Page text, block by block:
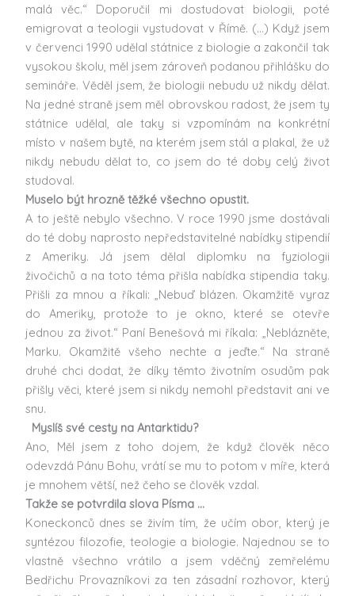
malá věc.“ Doporučil mi dostudovat biologii, poté
emigrovat a teologii vystudovat v Římě. (…) Když jsem
v červenci 1990 udělal státnice z biologie a zakončil tak
vysokou školu, měl jsem zároveň podanou přihlášku do
semináře. Věděl jsem, že biologii nebudu už nikdy dělat.
Na jedné straně jsem měl obrovskou radost, že jsem ty
státnice udělal, ale taky si vzpomínám na konkrétní
místo v našem bytě, na kterém jsem stál a plakal, že už
nikdy nebudu dělat to, co jsem do té doby celý život
studoval.
Muselo být hrozně těžké všechno opustit.
A to ještě nebylo všechno. V roce 1990 jsme dostávali
do té doby naprosto nepředstavitelné nabídky stipendií
z Ameriky. Já jsem dělal diplomku na fyziologii
živočichů a na toto téma přišla nabídka stipendia taky.
Přišli za mnou a říkali: „Nebuď blázen. Okamžitě vyraz
do Ameriky, protože to je okno, které se otevře
jednou za život.“ Paní Benešová mi říkala: „Neblázněte,
Marku. Okamžitě všeho nechte a jeďte.“ Na straně
druhé chci dodat, že díky těmto životním osudům pak
přišly věci, které jsem si nikdy nemohl představit ani ve
snu.
Myslíš své cesty na Antarktidu?
Ano, Měl jsem z toho dojem, že když člověk něco
odevzdá Pánu Bohu, vrátí se mu to potom v míře, která
je mnohem větší, než čeho se člověk vzdal.
Takže se potvrdila slova Písma …
Koneckonců dnes se živím tím, že učím obor, který je
syntézou filozofie, teologie a biologie. Najednou se to
vlastně všechno vrátilo a jsem vděčný zemřelému
Bedřichu Provazníkovi za ten zásadní rozhovor, který